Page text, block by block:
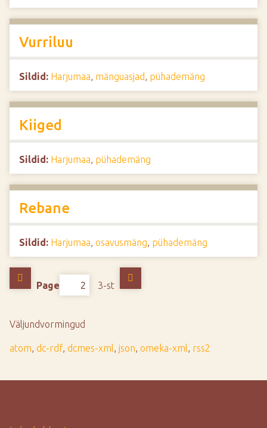
Vurriluu
Sildid: Harjumaa, mänguasjad, pühademäng
Kiiged
Sildid: Harjumaa, pühademäng
Rebane
Sildid: Harjumaa, osavusmäng, pühademäng
Page 3-st
Väljundvormingud
atom, dc-rdf, dcmes-xml, json, omeka-xml, rss2